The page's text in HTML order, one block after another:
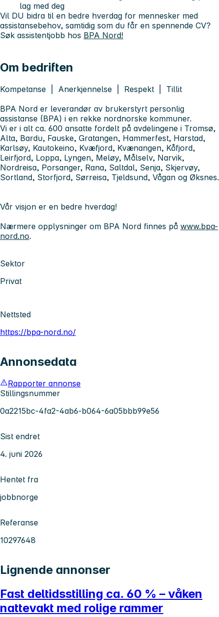
lag med deg
Vil DU bidra til en bedre hverdag for mennesker med
assistansebehov, samtidig som du får en spennende CV?
Søk assistentjobb hos BPA Nord!
Om bedriften
Kompetanse | Anerkjennelse | Respekt | Tillit
BPA Nord er leverandør av brukerstyrt personlig
assistanse (BPA) i en rekke nordnorske kommuner.
Vi er i alt ca. 600 ansatte fordelt på avdelingene i Tromsø,
Alta, Bardu, Fauske, Gratangen, Hammerfest, Harstad,
Karlsøy, Kautokeino, Kvæfjord, Kvænangen, Kåfjord,
Leirfjord, Loppa, Lyngen, Meløy, Målselv, Narvik,
Nordreisa, Porsanger, Rana, Saltdal, Senja, Skjervøy,
Sortland, Storfjord, Sørreisa, Tjeldsund, Vågan og Øksnes.
Vår visjon er en bedre hverdag!
Nærmere opplysninger om BPA Nord finnes på www.bpa-
nord.no.
Sektor
Privat
Nettsted
https://bpa-nord.no/
Annonsedata
Rapporter annonse
Stillingsnummer
0a2215bc-4fa2-4ab6-b064-6a05bbb99e56
Sist endret
4. juni 2026
Hentet fra
jobbnorge
Referanse
10297648
Lignende annonser
Fast deltidsstilling ca. 60 % – våken
nattevakt med rolige rammer